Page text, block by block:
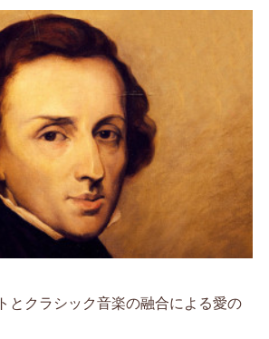
とクラシック音楽の融合による愛の